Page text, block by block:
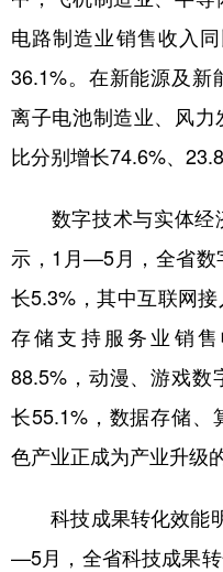
电路制造业销售收入
36.1%。在新能源及新
离子电池制造业、风
比分别增长74.6%、
数字技术与实体经
示，1月—5月，全省数
长5.3%，其中互联网
存储支持服务业销
88.5%，动漫、游戏数
长55.1%，数据存储
色产业正成为产业升级的
科技成果转化效能
—5月，全省科技成果